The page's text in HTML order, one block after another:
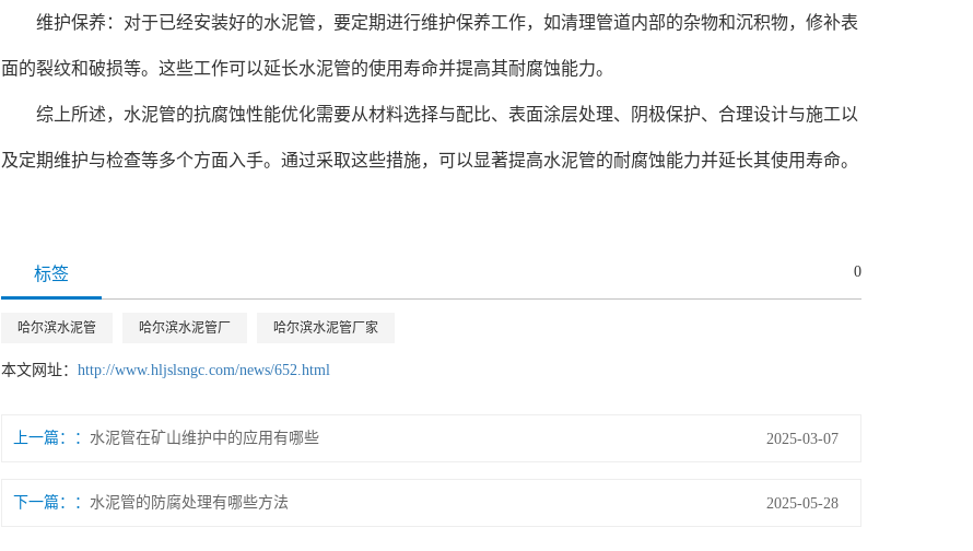
维护保养：对于已经安装好的水泥管，要定期进行维护保养工作，如清理管道内部的杂物和沉积物，修补表
面的裂纹和破损等。这些工作可以延长水泥管的使用寿命并提高其耐腐蚀能力。
综上所述，水泥管的抗腐蚀性能优化需要从材料选择与配比、表面涂层处理、阴极保护、合理设计与施工以
及定期维护与检查等多个方面入手。通过采取这些措施，可以显著提高水泥管的耐腐蚀能力并延长其使用寿命。
标签 0
哈尔滨水泥管 哈尔滨水泥管厂 哈尔滨水泥管厂家
本文网址： http://www.hljslsngc.com/news/652.html
上一篇： 水泥管在矿山维护中的应用有哪些 2025-03-07
下一篇： 水泥管的防腐处理有哪些方法 2025-05-28